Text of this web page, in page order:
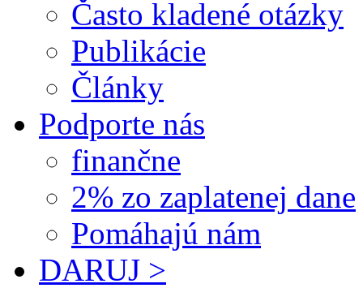
Často kladené otázky
Publikácie
Články
Podporte nás
finančne
2% zo zaplatenej dane
Pomáhajú nám
DARUJ >